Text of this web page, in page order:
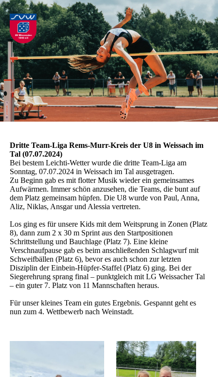
Dritte Team-Liga Rems-Murr-Kreis der U8 in Weissach im
Tal (07.07.2024)
Bei bestem Leichti-Wetter wurde die dritte Team-Liga am
Sonntag, 07.07.2024 in Weissach im Tal ausgetragen.
Zu Beginn gab es mit flotter Musik wieder ein gemeinsames
Aufwärmen. Immer schön anzusehen, die Teams, die bunt auf
dem Platz gemeinsam hüpfen. Die U8 wurde von Paul, Anna,
Aliz, Niklas, Ansgar und Alessia vertreten.
Los ging es für unsere Kids mit dem Weitsprung in Zonen (Platz
8), dann zum 2 x 30 m Sprint aus den Startpositionen
Schrittstellung und Bauchlage (Platz 7). Eine kleine
Verschnaufpause gab es beim anschließenden Schlagwurf mit
Schweifbällen (Platz 6), bevor es auch schon zur letzten
Disziplin der Einbein-Hüpfer-Staffel (Platz 6) ging. Bei der
Siegerehrung sprang final – punktgleich mit LG Weissacher Tal
– ein guter 7. Platz von 11 Mannschaften heraus.
Für unser kleines Team ein gutes Ergebnis. Gespannt geht es
nun zum 4. Wettbewerb nach Weinstadt.